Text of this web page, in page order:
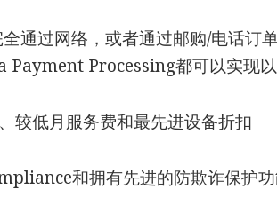
通过网络，或者通过邮购/电话订
Processing都可以实现以
较低月服务费和最先进设备折扣
和拥有先进的防欺诈保护